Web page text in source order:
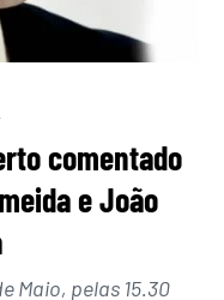
comentado
e João
Maio, pelas 15.30